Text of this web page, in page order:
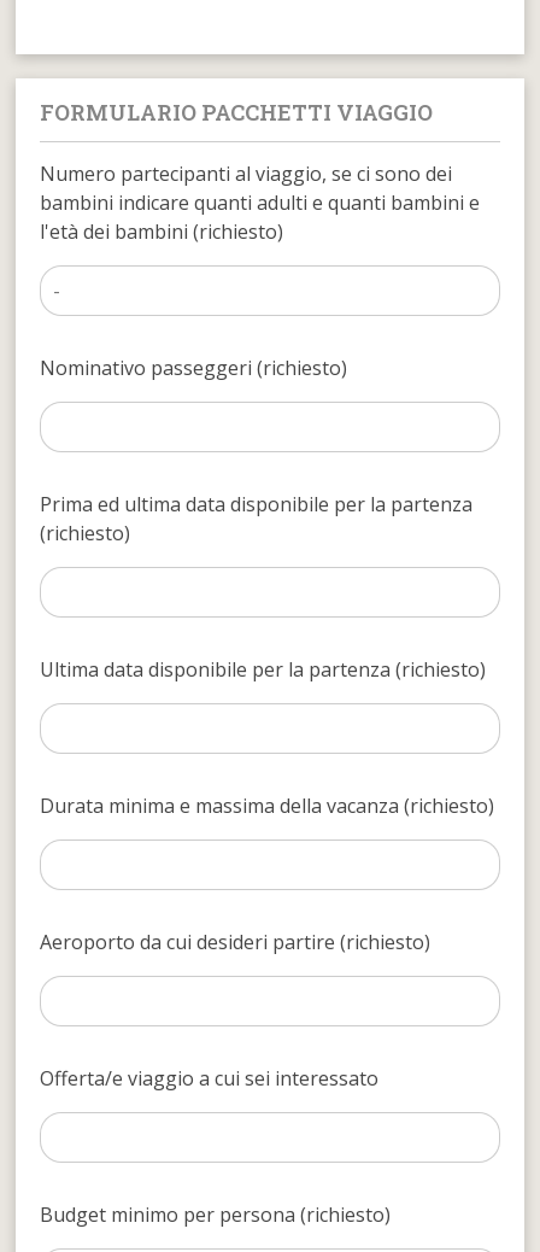
FORMULARIO PACCHETTI VIAGGIO
Numero partecipanti al viaggio, se ci sono dei
bambini indicare quanti adulti e quanti bambini e
l'età dei bambini (richiesto)
Nominativo passeggeri (richiesto)
Prima ed ultima data disponibile per la partenza
(richiesto)
Ultima data disponibile per la partenza (richiesto)
Durata minima e massima della vacanza (richiesto)
Aeroporto da cui desideri partire (richiesto)
Offerta/e viaggio a cui sei interessato
Budget minimo per persona (richiesto)